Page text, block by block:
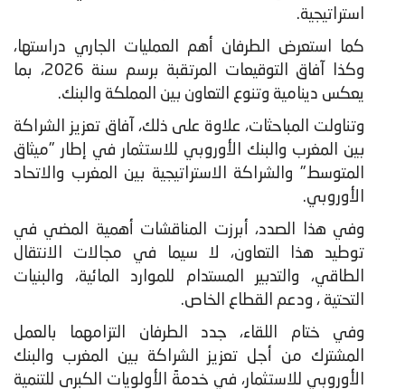
استراتيجية.
كما استعرض الطرفان أهم العمليات الجاري دراستها،
وكذا آفاق التوقيعات المرتقبة برسم سنة 2026، بما
يعكس دينامية وتنوع التعاون بين المملكة والبنك.
وتناولت المباحثات، علاوة على ذلك، آفاق تعزيز الشراكة
بين المغرب والبنك الأوروبي للاستثمار في إطار "ميثاق
المتوسط" والشراكة الاستراتيجية بين المغرب والاتحاد
الأوروبي.
وفي هذا الصدد، أبرزت المناقشات أهمية المضي في
توطيد هذا التعاون، لا سيما في مجالات الانتقال
الطاقي، والتدبير المستدام للموارد المائية، والبنيات
التحتية ، ودعم القطاع الخاص.
وفي ختام اللقاء، جدد الطرفان التزامهما بالعمل
المشترك من أجل تعزيز الشراكة بين المغرب والبنك
الأوروبي للاستثمار، في خدمةً الأولويات الكبرى للتنمية